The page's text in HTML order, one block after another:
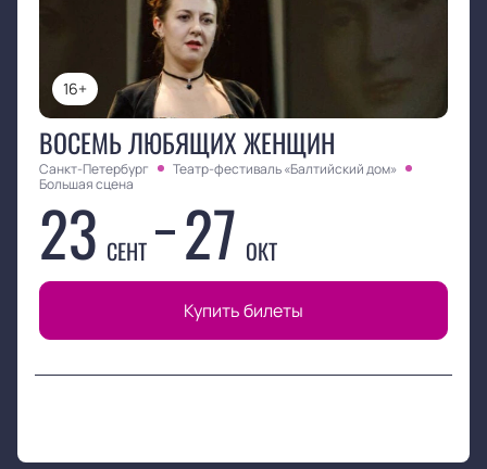
16+
ВОСЕМЬ ЛЮБЯЩИХ ЖЕНЩИН
Санкт-Петербург
Театр-фестиваль «Балтийский дом»
Большая сцена
23 СЕНТ 27 ОКТ
Купить билеты